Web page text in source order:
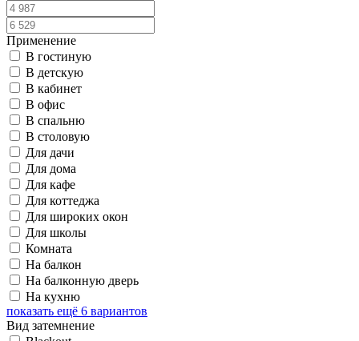
Применение
В гостиную
В детскую
В кабинет
В офис
В спальню
В столовую
Для дачи
Для дома
Для кафе
Для коттеджа
Для широких окон
Для школы
Комната
На балкон
На балконную дверь
На кухню
показать ещё 6 вариантов
Вид затемнение